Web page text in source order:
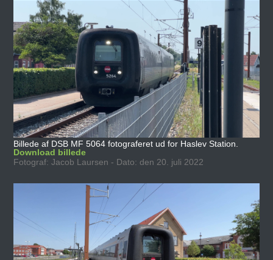
Billede af DSB MF 5064 fotograferet ud for Haslev Station.
Download billede
Fotograf: Jacob Laursen - Dato: den 20. juli 2022